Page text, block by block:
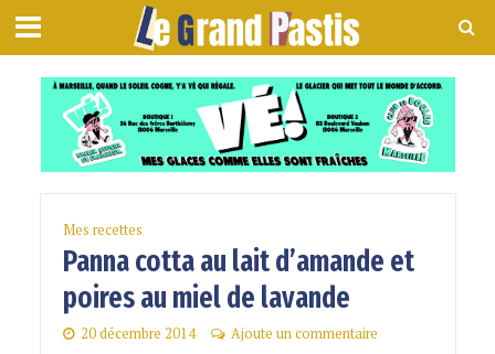
Mes recettes
Panna cotta au lait d’amande et
poires au miel de lavande
20 décembre 2014
Ajoute un commentaire